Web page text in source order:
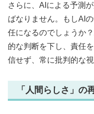
さらに、AIによる予測
ばなりません。もしAI
任になるのでしょうか
的な判断を下し、責任
信せず、常に批判的な
「人間らしさ」の